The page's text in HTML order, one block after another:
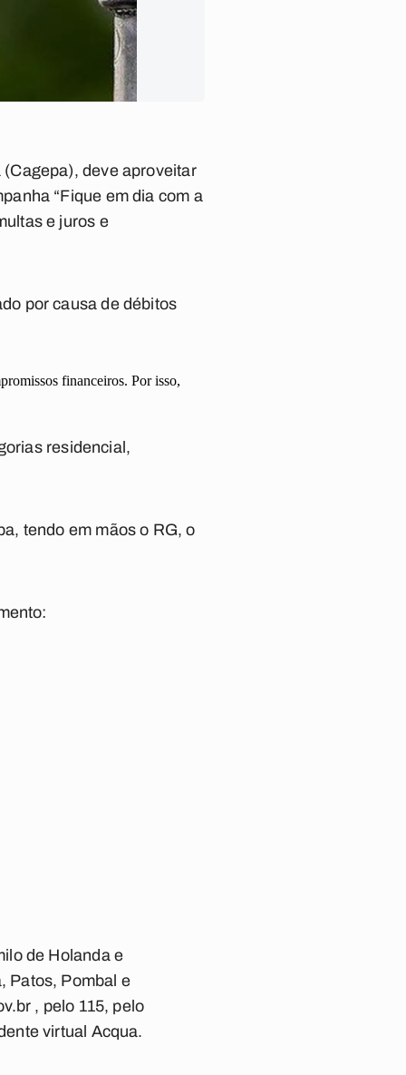
deve aproveitar
“Fique em dia com a
e juros e
por causa de débitos
financeiros. Por isso,
residencial,
tendo em mãos o RG, o
de Holanda e
Patos, Pombal e
, pelo 115, pelo
virtual Acqua.